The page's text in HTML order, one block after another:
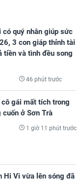
có quý nhân giúp sức
3 con giáp thỉnh tài
tiền và tình đều song
46 phút trước
gái mất tích trong
ở Sơn Trà
1 giờ 11 phút trước
Hi Vi vừa lên sóng đã